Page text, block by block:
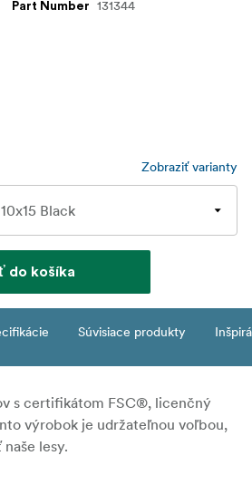
Part Number 131344
Zobraziť varianty
do košíka
Súvisiace produkty
s certifikátom FSC®, licenčný
výrobok je udržateľnou voľbou,
lesy.